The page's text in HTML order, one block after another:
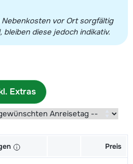
vor Ort sorgfältig
bleiben diese jedoch indikativ.
Extras
Preis